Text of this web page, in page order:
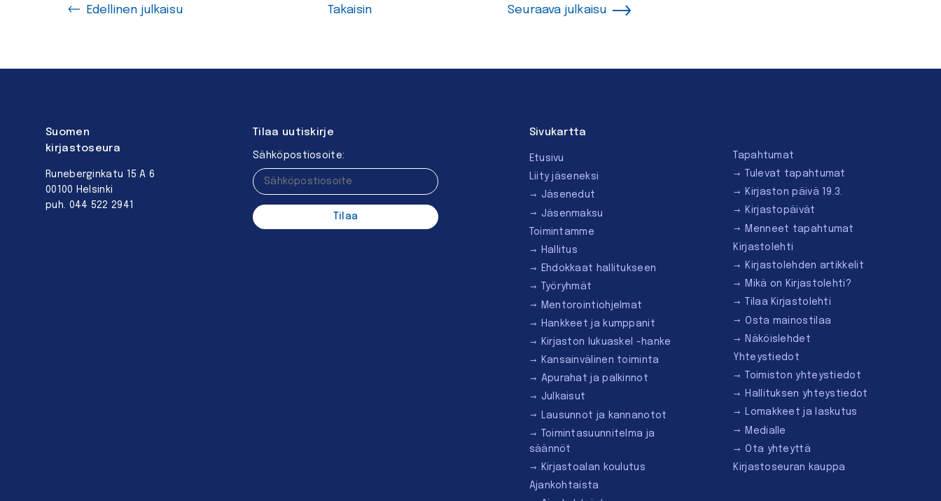
Edellinen julkaisu Takaisin Seuraava julkaisu
Suomen
kirjastoseura
Runeberginkatu 15 A 6
00100 Helsinki
puh. 044 522 2941
Tilaa uutiskirje
Sähköpostiosoite:
Sivukartta
Etusivu
Liity jäseneksi
Jäsenedut
Jäsenmaksu
Toimintamme
Hallitus
Ehdokkaat hallitukseen
Työryhmät
Mentorointi­ohjelmat
Hankkeet ja kumppanit
Kirjaston lukuaskel -hanke
Kansainvälinen toiminta
Apurahat ja palkinnot
Julkaisut
Lausunnot ja kannanotot
Toimintasuunnitelma ja
säännöt
Kirjastoalan koulutus
Ajankohtaista
Tapahtumat
Tulevat tapahtumat
Kirjaston päivä 19.3.
Kirjastopäivät
Menneet tapahtumat
Kirjastolehti
Kirjastolehden artikkelit
Mikä on Kirjastolehti?
Tilaa Kirjastolehti
Osta mainostilaa
Näköislehdet
Yhteystiedot
Toimiston yhteystiedot
Hallituksen yhteystiedot
Lomakkeet ja laskutus
Medialle
Ota yhteyttä
Kirjastoseuran kauppa